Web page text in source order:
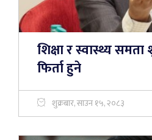
शिक्षा र स्वास्थ्य
फिर्ता हुने
शुक्रबार, साउन १५, २०८३